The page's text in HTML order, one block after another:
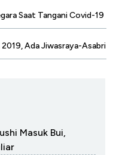
Saat Tangani Covid-19
Ada Jiwasraya-Asabri
Masuk Bui,